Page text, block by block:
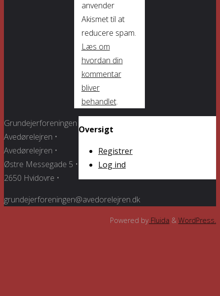
anvender
Akismet til at
reducere spam.
Læs om
hvordan din
kommentar
bliver
behandlet.
Oversigt
Registrer
Log ind
Grundejerforeningen
Avedørelejren •
Avedørelejren •
Østre Messegade 5 •
2650 Hvidovre •
grundejerforeningen@avedorelejren.dk
Powered by Fluida & WordPress.